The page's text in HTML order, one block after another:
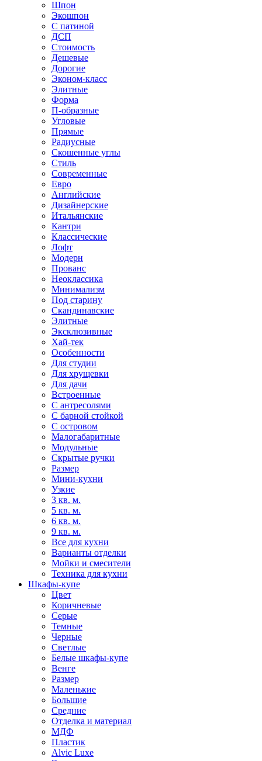
Шпон
Экошпон
С патиной
ДСП
Стоимость
Дешевые
Дорогие
Эконом-класс
Элитные
Форма
П-образные
Угловые
Прямые
Радиусные
Скошенные углы
Стиль
Современные
Евро
Английские
Дизайнерские
Итальянские
Кантри
Классические
Лофт
Модерн
Прованс
Неоклассика
Минимализм
Под старину
Скандинавские
Элитные
Эксклюзивные
Хай-тек
Особенности
Для студии
Для хрущевки
Для дачи
Встроенные
С антресолями
С барной стойкой
С островом
Малогабаритные
Модульные
Скрытые ручки
Размер
Мини-кухни
Узкие
3 кв. м.
5 кв. м.
6 кв. м.
9 кв. м.
Все для кухни
Варианты отделки
Мойки и смесители
Техника для кухни
Шкафы-купе
Цвет
Коричневые
Серые
Темные
Черные
Светлые
Белые шкафы-купе
Венге
Размер
Маленькие
Большие
Средние
Отделка и материал
МДФ
Пластик
Alvic Luxe